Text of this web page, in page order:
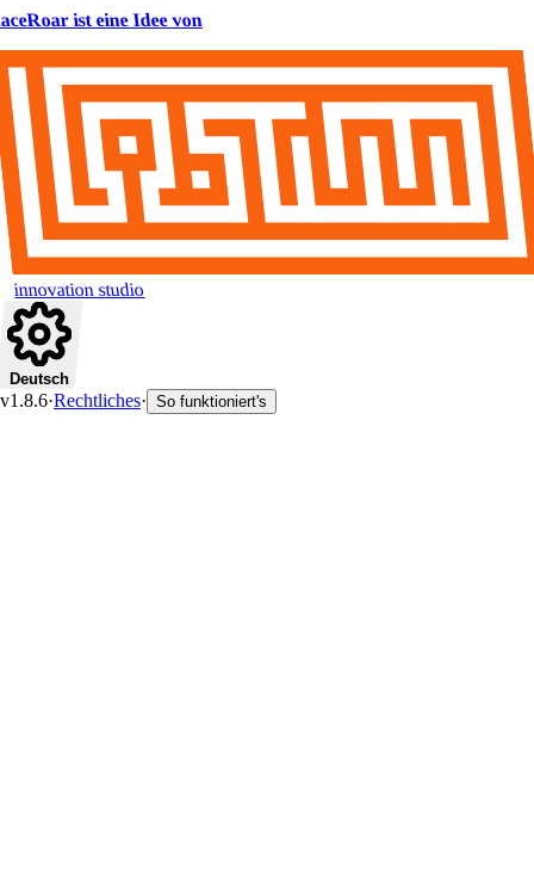
ist eine Idee von
innovation studio
Deutsch
v1.8.6·Rechtliches· So funktioniert's